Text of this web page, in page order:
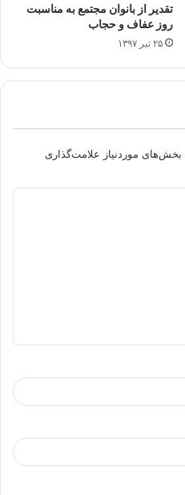
تقدیر از بانوان مجتمع به مناسبت
روز عفاف و حجاب
۲۵ تیر ۱۳۹۷
بخش‌های موردنیاز علامت‌گذاری